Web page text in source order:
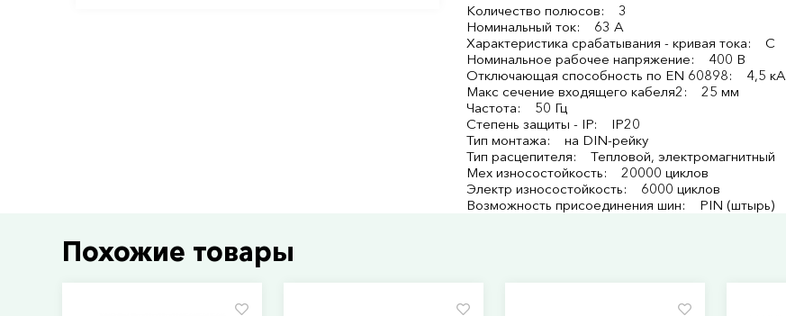
Количество полюсов: 3
Номинальный ток: 63 А
Характеристика срабатывания - кривая тока: C
Номинальное рабочее напряжение: 400 В
Отключающая способность по EN 60898: 4,5 кА
Макс сечение входящего кабеля2: 25 мм
Частота: 50 Гц
Степень защиты - IP: IP20
Тип монтажа: на DIN-рейку
Тип расцепителя: Тепловой, электромагнитный
Мех износостойкость: 20000 циклов
Электр износостойкость: 6000 циклов
Возможность присоединения шин: PIN (штырь)
Похожие товары